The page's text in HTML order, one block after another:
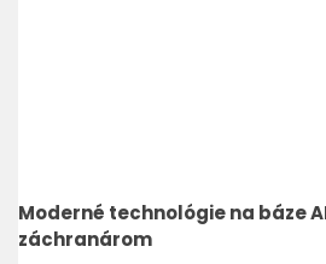
Moderné technológie na báze
záchranárom